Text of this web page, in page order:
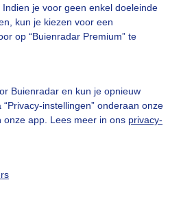
je voor geen enkel doeleinde
kun je kiezen voor een
op “Buienradar Premium” te
Buienradar en kun je opnieuw
instellingen” onderaan onze
app. Lees meer in ons privacy-